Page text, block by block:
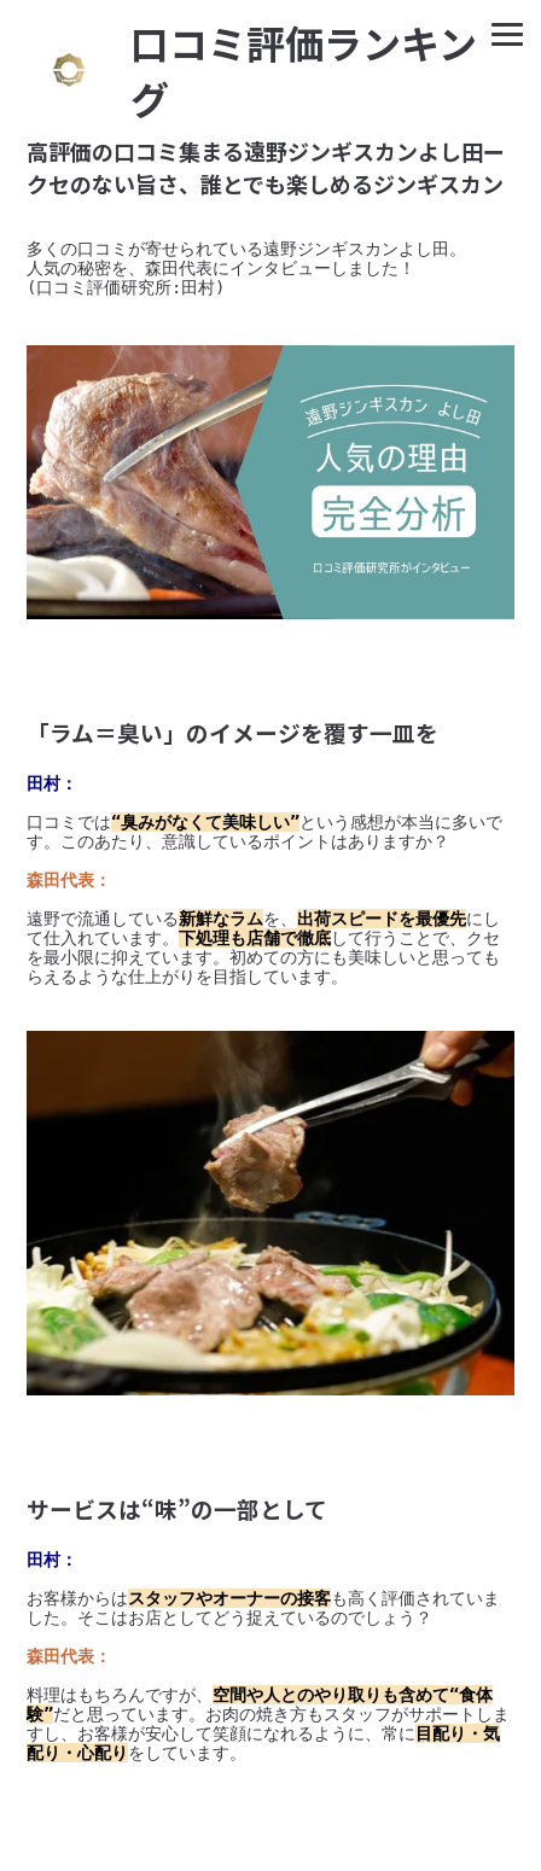
⼝コミ評価ランキン
グ
高評価の口コミ集まる遠野ジンギスカンよし田ー
クセのない旨さ、誰とでも楽しめるジンギスカン
多くの口コミが寄せられている遠野ジンギスカンよし田。
人気の秘密を、森田代表にインタビューしました！
(口コミ評価研究所:田村)
「ラム＝臭い」のイメージを覆す一皿を
田村：
口コミでは“臭みがなくて美味しい”という感想が本当に多いで
す。このあたり、意識しているポイントはありますか？
森田代表：
遠野で流通している新鮮なラムを、 出荷スピードを最優先にし
て仕入れています。下処理も店舗で徹底して行うことで、クセ
を最小限に抑えています。初めての方にも美味しいと思っても
らえるような仕上がりを目指しています。
サービスは“味”の一部として
田村：
お客様からはスタッフやオーナーの接客も高く評価されていま
した。そこはお店としてどう捉えているのでしょう？
森田代表：
料理はもちろんですが、 空間や人とのやり取りも含めて“食体
験”だと思っています。お肉の焼き方もスタッフがサポートしま
すし、お客様が安心して笑顔になれるように、常に 目配り・気
配り・心配り をしています。